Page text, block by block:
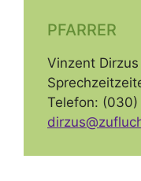
PFARRER
Vinzent Dirzus
Telefon: